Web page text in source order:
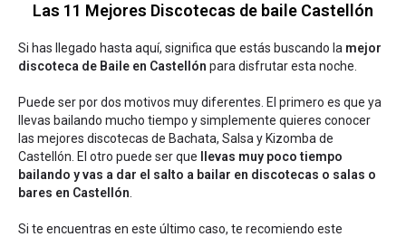
Las 11 Mejores Discotecas de baile Castellón
Si has llegado hasta aquí, significa que estás buscando la mejor
discoteca de Baile en Castellón para disfrutar esta noche.
Puede ser por dos motivos muy diferentes. El primero es que ya
llevas bailando mucho tiempo y simplemente quieres conocer
las mejores discotecas de Bachata, Salsa y Kizomba de
Castellón. El otro puede ser que
llevas muy poco tiempo
bailando y vas a dar el salto a bailar en discotecas o salas o
bares en Castellón
Si te encuentras en este último caso, te recomiendo este